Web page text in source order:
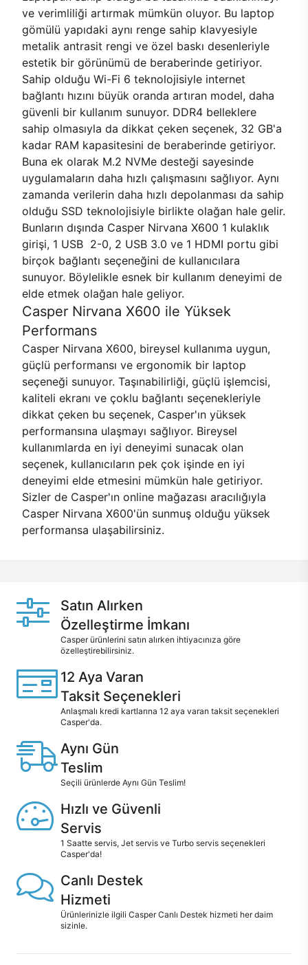
ve verimliliği artırmak mümkün oluyor. Bu laptop
gömülü yapıdaki aynı renge sahip klavyesiyle
metalik antrasit rengi ve özel baskı desenleriyle
estetik bir görünümü de beraberinde getiriyor.
Sahip olduğu Wi-Fi 6 teknolojisiyle internet
bağlantı hızını büyük oranda artıran model, daha
güvenli bir kullanım sunuyor. DDR4 belleklere
sahip olmasıyla da dikkat çeken seçenek, 32 GB'a
kadar RAM kapasitesini de beraberinde getiriyor.
Buna ek olarak M.2 NVMe desteği sayesinde
uygulamaların daha hızlı çalışmasını sağlıyor. Aynı
zamanda verilerin daha hızlı depolanması da sahip
olduğu SSD teknolojisiyle birlikte olağan hale gelir.
Bunların dışında Casper Nirvana X600 1 kulaklık
girişi, 1 USB 2-0, 2 USB 3.0 ve 1 HDMI portu gibi
birçok bağlantı seçeneğini de kullanıcılara
sunuyor. Böylelikle esnek bir kullanım deneyimi de
elde etmek olağan hale geliyor.
Casper Nirvana X600 ile Yüksek
Performans
Casper Nirvana X600, bireysel kullanıma uygun,
güçlü performansı ve ergonomik bir laptop
seçeneği sunuyor. Taşınabilirliği, güçlü işlemcisi,
kaliteli ekranı ve çoklu bağlantı seçenekleriyle
dikkat çeken bu seçenek, Casper'ın yüksek
performansına ulaşmayı sağlıyor. Bireysel
kullanımlarda en iyi deneyimi sunacak olan
seçenek, kullanıcıların pek çok işinde en iyi
deneyimi elde etmesini mümkün hale getiriyor.
Sizler de Casper'ın online mağazası aracılığıyla
Casper Nirvana X600'ün sunmuş olduğu yüksek
performansa ulaşabilirsiniz.
Satın Alırken
Özelleştirme İmkanı
Casper ürünlerini satın alırken ihtiyacınıza göre
özelleştirebilirsiniz.
12 Aya Varan
Taksit Seçenekleri
Anlaşmalı kredi kartlarına 12 aya varan taksit seçenekleri
Casper'da.
Aynı Gün
Teslim
Seçili ürünlerde Aynı Gün Teslim!
Hızlı ve Güvenli
Servis
1 Saatte servis, Jet servis ve Turbo servis seçenekleri
Casper'da!
Canlı Destek
Hizmeti
Ürünlerinizle ilgili Casper Canlı Destek hizmeti her daim
sizinle.